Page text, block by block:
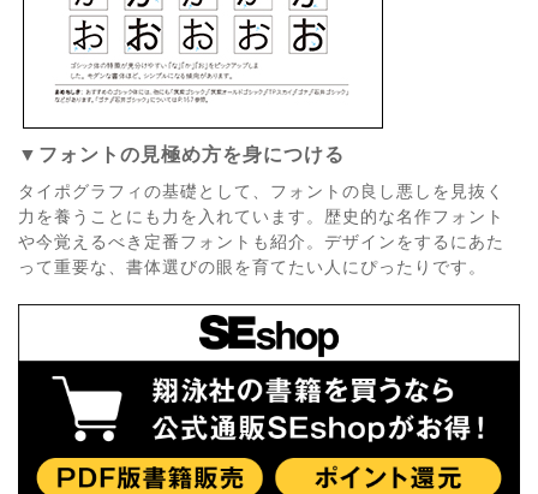
▼フォントの見極め方を身につける
タイポグラフィの基礎として、フォントの良し悪しを見抜く
力を養うことにも力を入れています。歴史的な名作フォント
や今覚えるべき定番フォントも紹介。デザインをするにあた
って重要な、書体選びの眼を育てたい人にぴったりです。